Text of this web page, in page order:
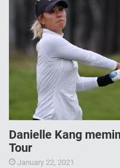
Danielle Kang
Tour
January 22, 2021